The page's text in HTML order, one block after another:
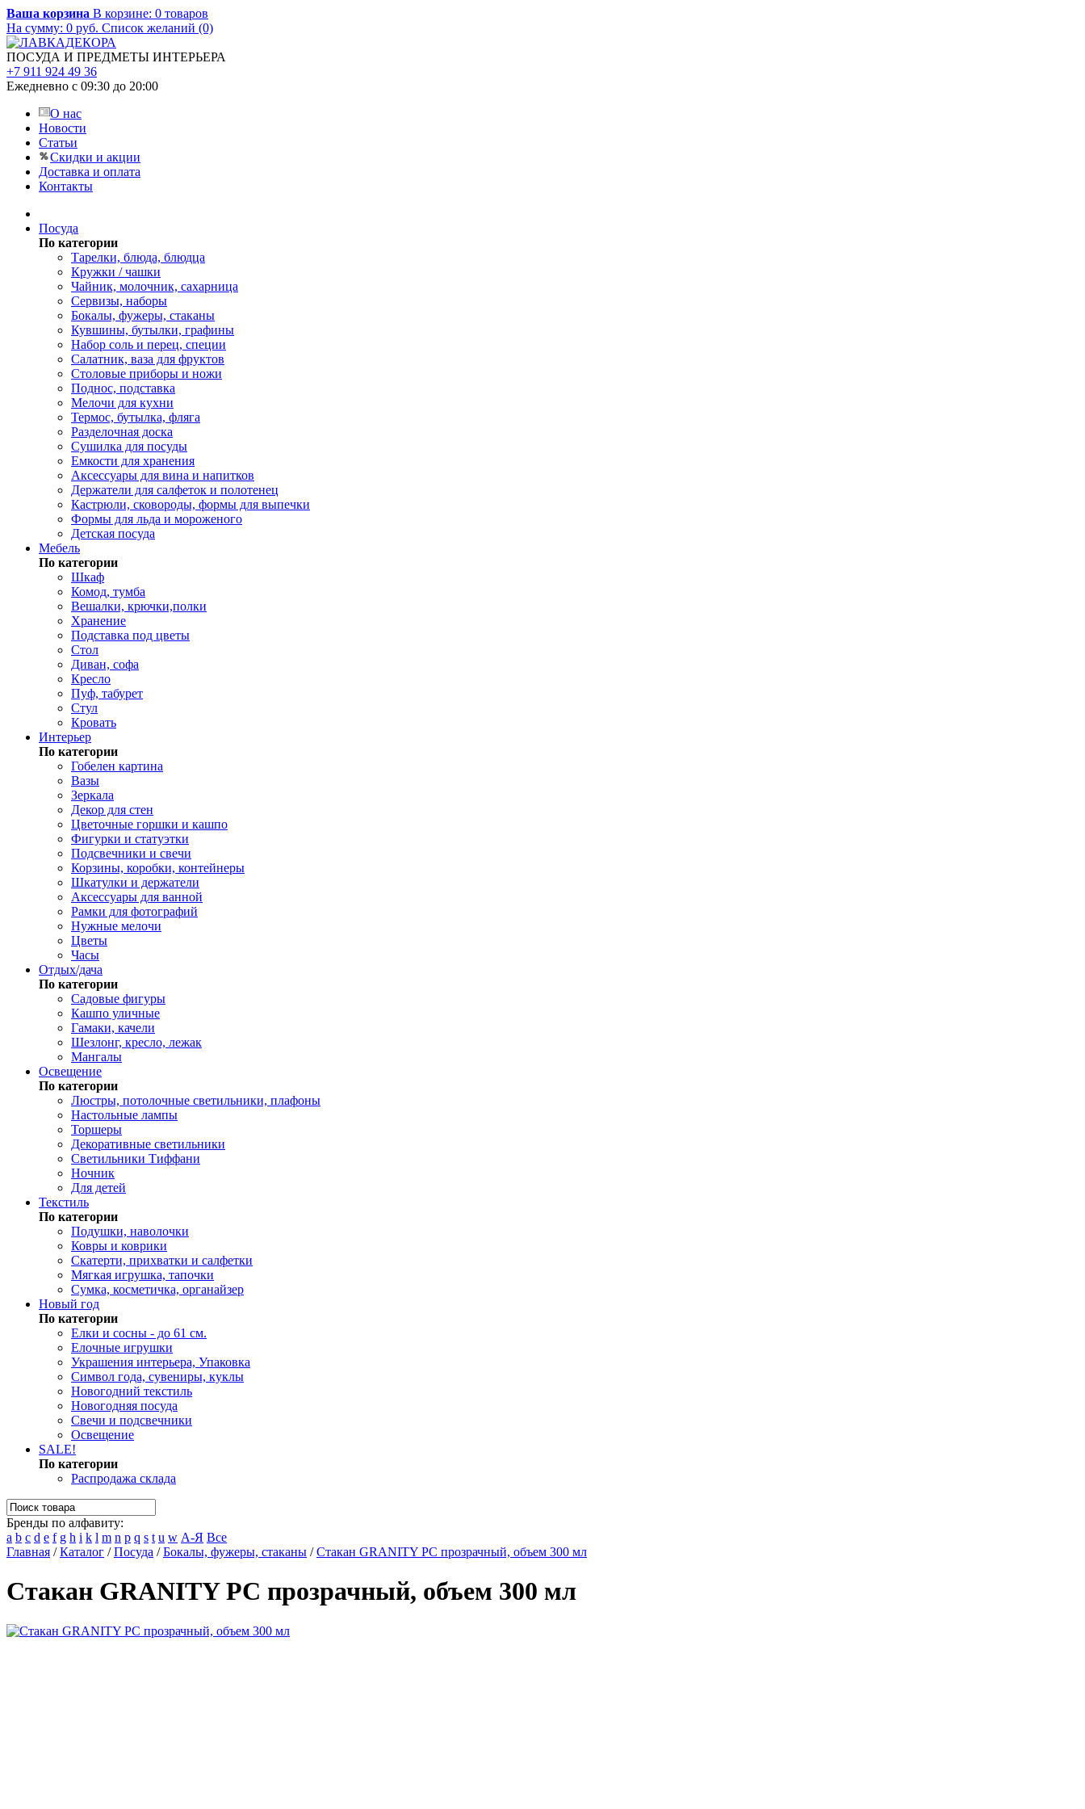
Ваша корзина В корзине: 0 товаров
На сумму: 0 руб. Список желаний (0)
ПОСУДА И ПРЕДМЕТЫ ИНТЕРЬЕРА
+7 911 924 49 36
Ежедневно с 09:30 до 20:00
О нас
Новости
Статьи
Скидки и акции
Доставка и оплата
Контакты
Посуда
По категории
Тарелки, блюда, блюдца
Кружки / чашки
Чайник, молочник, сахарница
Сервизы, наборы
Бокалы, фужеры, стаканы
Кувшины, бутылки, графины
Набор соль и перец, специи
Салатник, ваза для фруктов
Столовые приборы и ножи
Поднос, подставка
Мелочи для кухни
Термос, бутылка, фляга
Разделочная доска
Сушилка для посуды
Емкости для хранения
Аксессуары для вина и напитков
Держатели для салфеток и полотенец
Кастрюли, сковороды, формы для выпечки
Формы для льда и мороженого
Детская посуда
Мебель
По категории
Шкаф
Комод, тумба
Вешалки, крючки,полки
Хранение
Подставка под цветы
Стол
Диван, софа
Кресло
Пуф, табурет
Стул
Кровать
Интерьер
По категории
Гобелен картина
Вазы
Зеркала
Декор для стен
Цветочные горшки и кашпо
Фигурки и статуэтки
Подсвечники и свечи
Корзины, коробки, контейнеры
Шкатулки и держатели
Аксессуары для ванной
Рамки для фотографий
Нужные мелочи
Цветы
Часы
Отдых/дача
По категории
Садовые фигуры
Кашпо уличные
Гамаки, качели
Шезлонг, кресло, лежак
Мангалы
Освещение
По категории
Люстры, потолочные светильники, плафоны
Настольные лампы
Торшеры
Декоративные светильники
Светильники Тиффани
Ночник
Для детей
Текстиль
По категории
Подушки, наволочки
Ковры и коврики
Скатерти, прихватки и салфетки
Мягкая игрушка, тапочки
Сумка, косметичка, органайзер
Новый год
По категории
Елки и сосны - до 61 см.
Елочные игрушки
Украшения интерьера, Упаковка
Символ года, сувениры, куклы
Новогодний текстиль
Новогодняя посуда
Свечи и подсвечники
Освещение
SALE!
По категории
Распродажа склада
Бренды по алфавиту:
a b c d e f g h i k l m n p q s t u w А-Я Все
Главная /Каталог /Посуда /Бокалы, фужеры, стаканы /Стакан GRANITY РС прозрачный, объем 300 мл
Стакан GRANITY РС прозрачный, объем 300 мл